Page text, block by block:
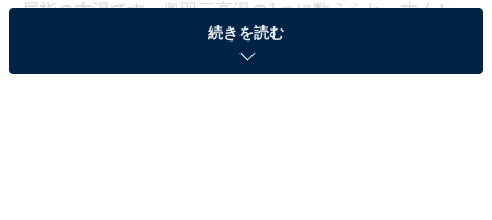
屈指の古湯です。奥羽三高湯の1つに数えられ、古くか
ら多くの湯治客を癒してきました。
続きを読む